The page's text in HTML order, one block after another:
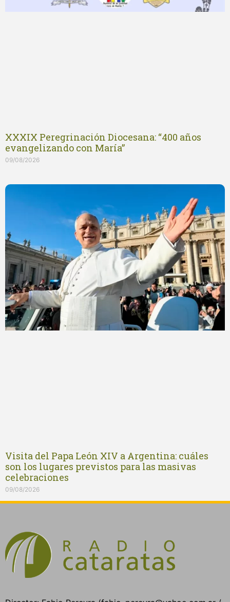
XXXIX Peregrinación Diocesana: “400 años
evangelizando con María”
09/08/2026
Visita del Papa León XIV a Argentina: cuáles
son los lugares previstos para las masivas
celebraciones
09/08/2026